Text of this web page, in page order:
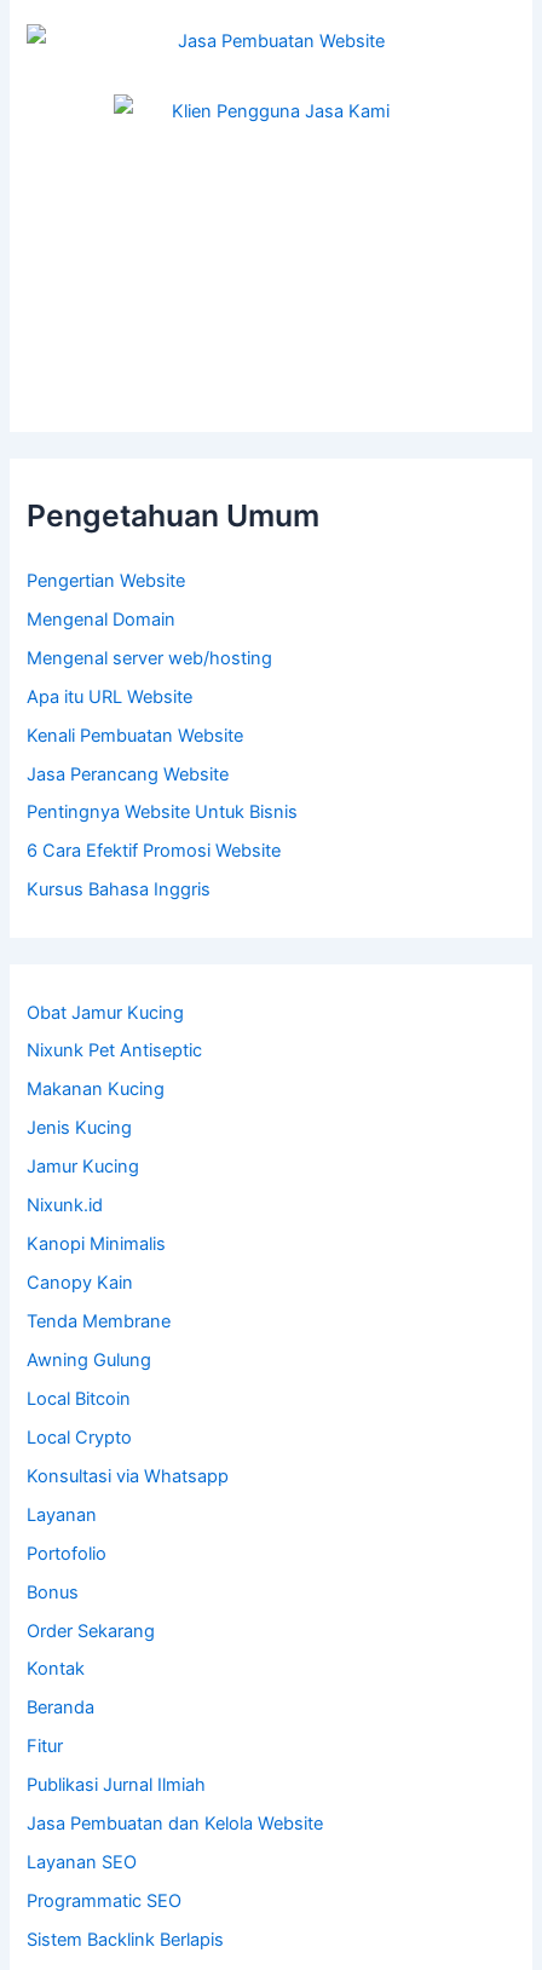
Pengetahuan Umum
Pengertian Website
Mengenal Domain
Mengenal server web/hosting
Apa itu URL Website
Kenali Pembuatan Website
Jasa Perancang Website
Pentingnya Website Untuk Bisnis
6 Cara Efektif Promosi Website
Kursus Bahasa Inggris
Obat Jamur Kucing
Nixunk Pet Antiseptic
Makanan Kucing
Jenis Kucing
Jamur Kucing
Nixunk.id
Kanopi Minimalis
Canopy Kain
Tenda Membrane
Awning Gulung
Local Bitcoin
Local Crypto
Konsultasi via Whatsapp
Layanan
Portofolio
Bonus
Order Sekarang
Kontak
Beranda
Fitur
Publikasi Jurnal Ilmiah
Jasa Pembuatan dan Kelola Website
Layanan SEO
Programmatic SEO
Sistem Backlink Berlapis